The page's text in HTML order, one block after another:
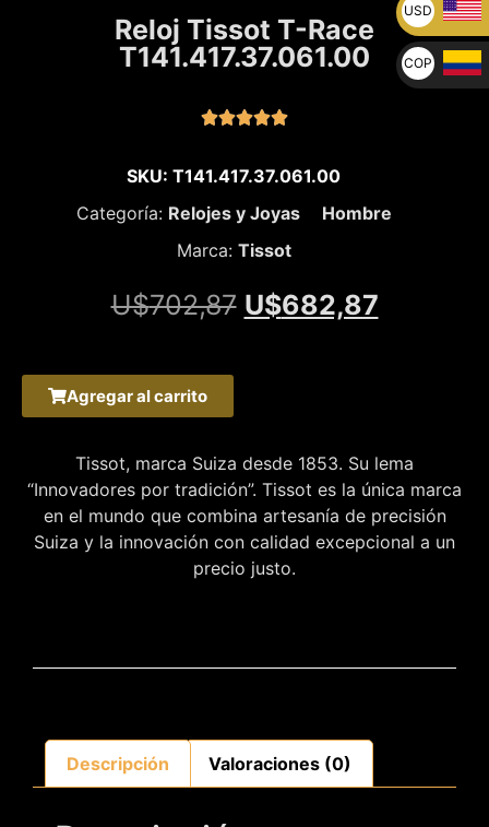
Reloj Tissot T-Race
T141.417.37.061.00

SKU: T141.417.37.061.00
Categoría: Relojes y Joyas
Hombre
Marca: Tissot
U$702,87 U$682,87
Agregar al carrito
Tissot, marca Suiza desde 1853. Su lema
“Innovadores por tradición”. Tissot es la única marca
en el mundo que combina artesanía de precisión
Suiza y la innovación con calidad excepcional a un
precio justo.
Descripción Valoraciones (0)
USD
U$
COP
$